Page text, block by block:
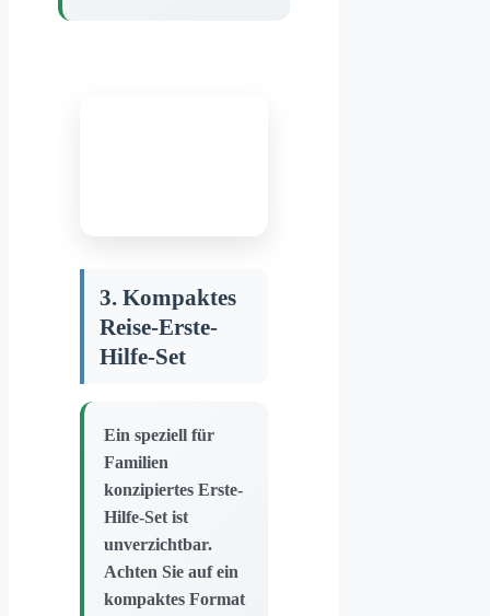
3. Kompaktes
Reise-Erste-
Hilfe-Set
Ein speziell für
Familien
konzipiertes Erste-
Hilfe-Set ist
unverzichtbar.
Achten Sie auf ein
kompaktes Format